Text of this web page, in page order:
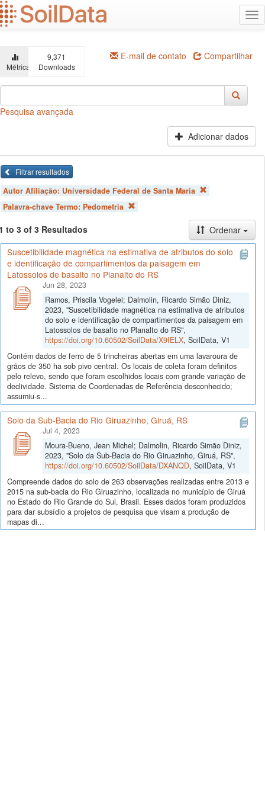
Ir
para
o
principal
Métricas
9,371
Downloads
E-mail de contato Compartilhar
Pesquisa avançada
Adicionar dados
Filtrar resultados
Autor Afiliação: Universidade Federal de Santa Maria
Palavra-chave Termo: Pedometria
to 3 of 3 Resultados
Ordenar
Suscetibilidade magnética na estimativa de atributos do solo
e identificação de compartimentos da paisagem em
Latossolos de basalto no Planalto do RS
Jun 28, 2023
Ramos, Priscila Vogelei; Dalmolin, Ricardo Simão Diniz,
2023, "Suscetibilidade magnética na estimativa de atributos
do solo e identificação de compartimentos da paisagem em
Latossolos de basalto no Planalto do RS",
https://doi.org/10.60502/SoilData/X9IELX, SoilData, V1
Contém dados de ferro de 5 trincheiras abertas em uma lavaroura de
grãos de 350 ha sob pivo central. Os locais de coleta foram definitos
pelo relevo, sendo que foram escolhidos locais com grande variação de
declividade. Sistema de Coordenadas de Referência desconhecido;
assumiu-s...
Solo da Sub-Bacia do Rio Giruazinho, Giruá, RS
Jul 4, 2023
Moura-Bueno, Jean Michel; Dalmolin, Ricardo Simão Diniz,
2023, "Solo da Sub-Bacia do Rio Giruazinho, Giruá, RS",
https://doi.org/10.60502/SoilData/DXANQD, SoilData, V1
Compreende dados do solo de 263 observações realizadas entre 2013 e
2015 na sub-bacia do Rio Giruazinho, localizada no município de Giruá
no Estado do Rio Grande do Sul, Brasil. Esses dados foram produzidos
para dar subsídio a projetos de pesquisa que visam a produção de
mapas di...